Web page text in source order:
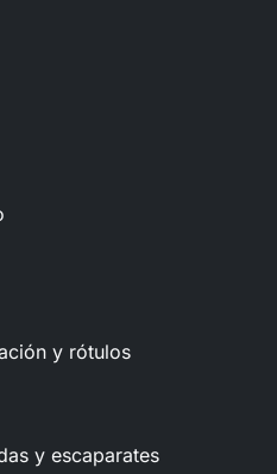
y rótulos
y escaparates